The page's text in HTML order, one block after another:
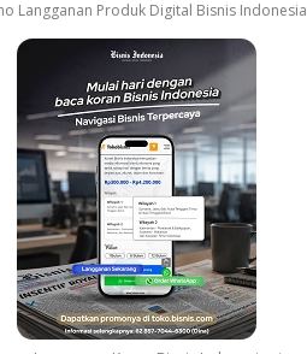
Langganan Produk Digital Bisnis Indonesia